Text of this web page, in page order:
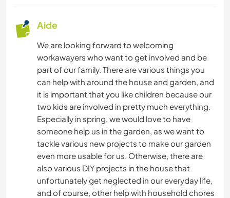
Aide
We are looking forward to welcoming
workawayers who want to get involved and be
part of our family. There are various things you
can help with around the house and garden, and
it is important that you like children because our
two kids are involved in pretty much everything.
Especially in spring, we would love to have
someone help us in the garden, as we want to
tackle various new projects to make our garden
even more usable for us. Otherwise, there are
also various DIY projects in the house that
unfortunately get neglected in our everyday life,
and of course, other help with household chores